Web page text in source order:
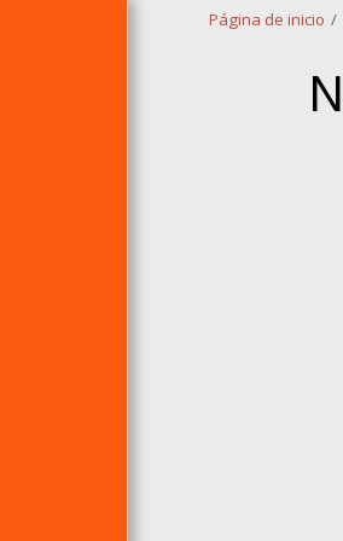
Página de inicio